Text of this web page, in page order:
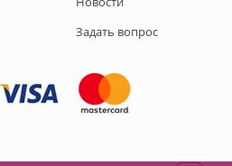
Задать вопрос